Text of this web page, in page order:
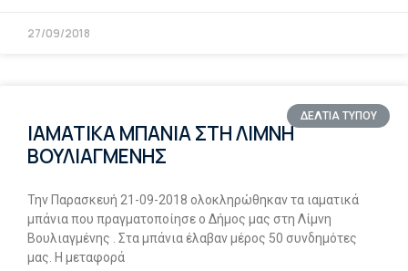
27/09/2018
ΔΕΛΤΙΑ ΤΥΠΟΥ
ΙΑΜΑΤΙΚΑ ΜΠΑΝΙΑ ΣΤΗ ΛΙΜΝΗ
ΒΟΥΛΙΑΓΜΕΝΗΣ
Την Παρασκευή 21-09-2018 ολοκληρώθηκαν τα ιαματικά
μπάνια που πραγματοποίησε ο Δήμος μας στη Λίμνη
Βουλιαγμένης . Στα μπάνια έλαβαν μέρος 50 συνδημότες
μας. Η μεταφορά